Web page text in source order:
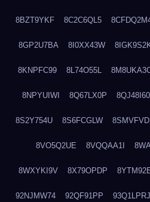
8BZT9YKF 8C2C6QL5
8GP2U7BA 8I0XX43W
8KNPFC99 8L74O55L
8NPYUIWI 8Q67LX0P 8QJ48I60
8S2Y754U 8S6FCGLW
8VO5Q2UE 8VQQAA1I
8WXYKI9V 8X79OPDP
92NJMW74 92QF91PP 93Q1LPRJ